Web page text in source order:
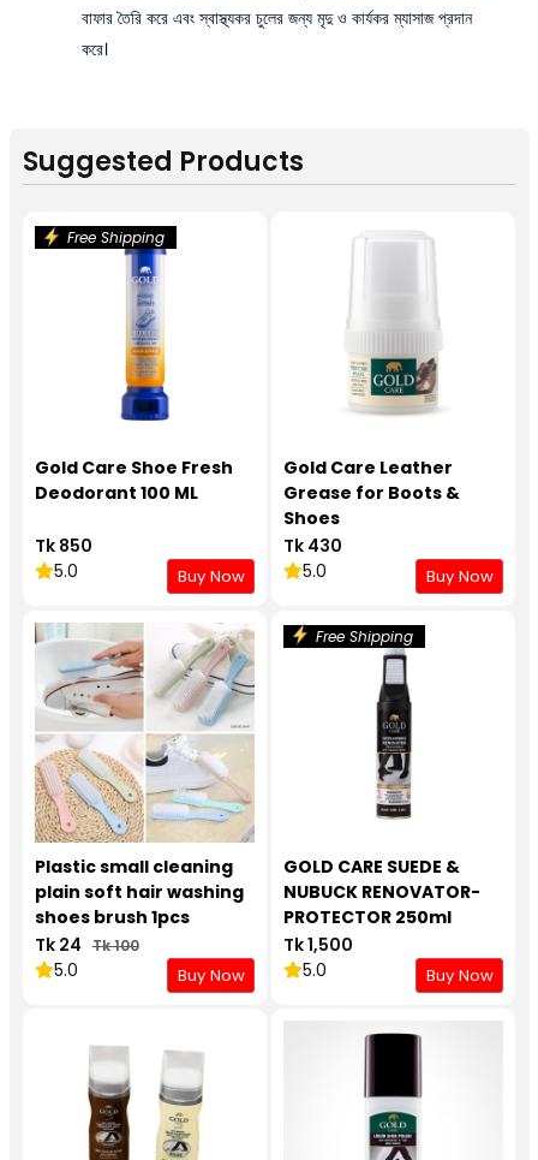
বাফার তৈরি করে এবং স্বাস্থ্যকর চুলের জন্য মৃদু ও কার্যকর ম্যাসাজ প্রদান
করে।
Suggested Products
Free Shipping
Gold Care Shoe Fresh
Deodorant 100 ML
Tk 850
5.0
Buy Now
Gold Care Leather
Grease for Boots &
Shoes
Tk 430
5.0
Buy Now
Plastic small cleaning
plain soft hair washing
shoes brush 1pcs
Tk 24 Tk 100
5.0 Buy Now
Free Shipping
GOLD CARE SUEDE &
NUBUCK RENOVATOR-
PROTECTOR 250ml
Tk 1,500
5.0
Buy Now